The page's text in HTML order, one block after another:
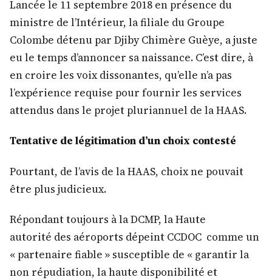
Lancée le 11 septembre 2018 en présence du
ministre de l’Intérieur, la filiale du Groupe
Colombe détenu par Djiby Chimère Guèye, a juste
eu le temps d’annoncer sa naissance. C’est dire, à
en croire les voix dissonantes, qu’elle n’a pas
l’expérience requise pour fournir les services
attendus dans le projet pluriannuel de la HAAS.
Tentative de légitimation d’un choix contesté
Pourtant, de l’avis de la HAAS, choix ne pouvait
être plus judicieux.
Répondant toujours à la DCMP, la Haute
autorité des aéroports dépeint CCDOC comme un
« partenaire fiable » susceptible de « garantir la
non répudiation, la haute disponibilité et